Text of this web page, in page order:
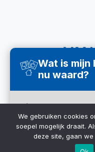
Wat is mijn
nu waard?
Direct een
waardecheck
ontvangen ➜
Website
Ook
We gebruiken cookies
soepel mogelijk draait.
deze site, gaan